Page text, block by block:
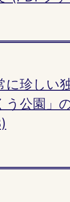
に珍しい
う公園」